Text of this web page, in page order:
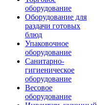
оборудование
Оборудование для
раздачи готовых
блюд
Упаковочное
оборудование
Санитарно-
гигиеническое
оборудование
Весовое
оборудование